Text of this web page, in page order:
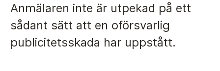
Instruktion för Allmänhetens Medieombudsman
Anmälaren inte är utpekad på ett
sådant sätt att en oförsvarlig
publicitetsskada har uppstått.